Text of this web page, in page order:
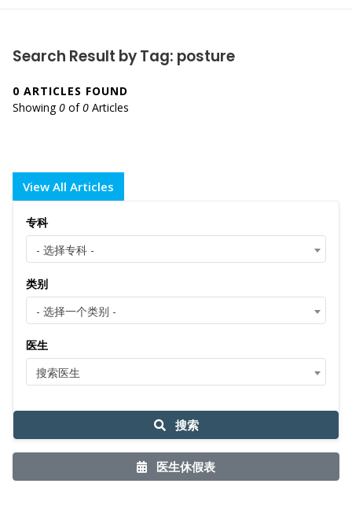
Search Result by Tag: posture
0 ARTICLES FOUND
Showing0 of0 Articles
View All Articles
专科
- 选择专科 -
类别
- 选择一个类别 -
医生
搜索医生
搜索
医生休假表